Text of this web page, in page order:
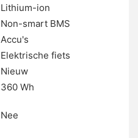
Lithium-ion
Non-smart BMS
Accu's
Elektrische fiets
Nieuw
360 Wh
Nee